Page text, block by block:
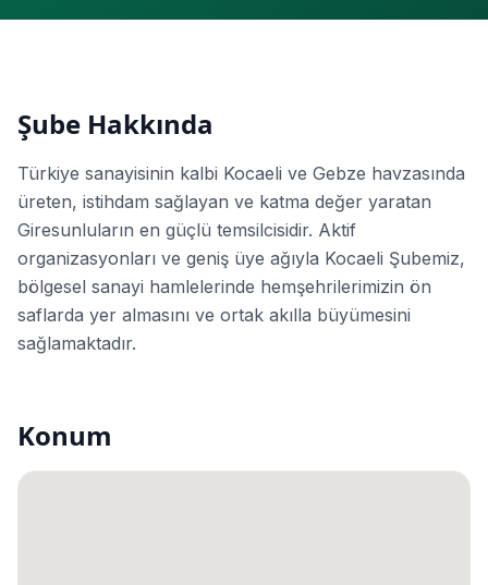
Şube Hakkında
Türkiye sanayisinin kalbi Kocaeli ve Gebze havzasında
üreten, istihdam sağlayan ve katma değer yaratan
Giresunluların en güçlü temsilcisidir. Aktif
organizasyonları ve geniş üye ağıyla Kocaeli Şubemiz,
bölgesel sanayi hamlelerinde hemşehrilerimizin ön
saflarda yer almasını ve ortak akılla büyümesini
sağlamaktadır.
Konum